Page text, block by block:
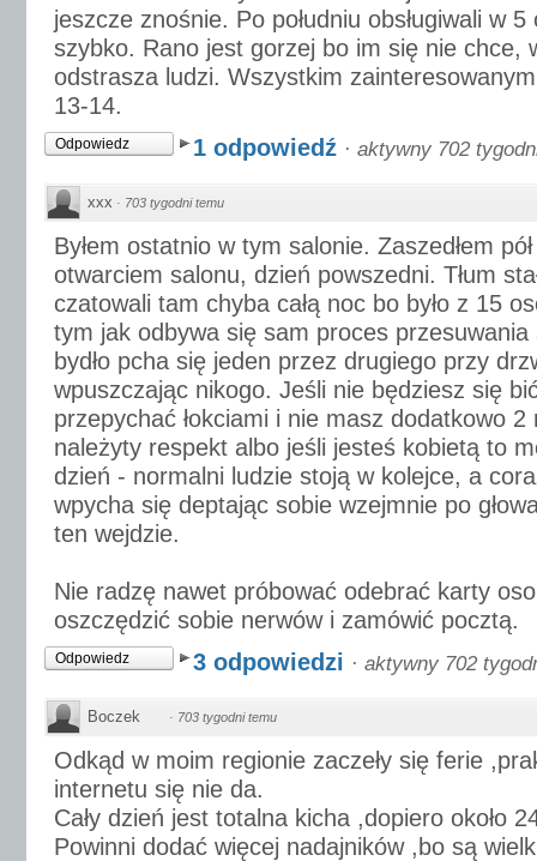
jeszcze znośnie. Po południu obsługiwali w
szybko. Rano jest gorzej bo im się nie chce,
odstrasza ludzi. Wszystkim
13-14.
Odpowiedz 1 odpowiedź · aktywny 702
xxx · 703 tygodni temu
Byłem ostatnio w tym salonie. Zaszedłem
otwarciem salonu, dzień powszedni. Tłum
czatowali tam chyba całą noc bo było z 15
tym jak odbywa się sam proces
bydło pcha się jeden przez drugiego przy
wpuszczając nikogo. Jeśli nie będziesz się
przepychać łokciami i nie masz dodatkowo
należyty respekt albo jeśli jesteś kobietą to
dzień - normalni ludzie stoją w kolejce, a
wpycha się deptając sobie wzejmnie po
ten wejdzie.
Nie radzę nawet próbować odebrać karty
oszczędzić sobie nerwów i zamówić pocztą.
Odpowiedz 3 odpowiedzi · aktywny 702
Boczek · 703 tygodni temu
Odkąd w moim regionie zaczeły się ferie
internetu się nie da.
Cały dzień jest totalna kicha ,dopiero około
Powinni dodać więcej nadajników ,bo są